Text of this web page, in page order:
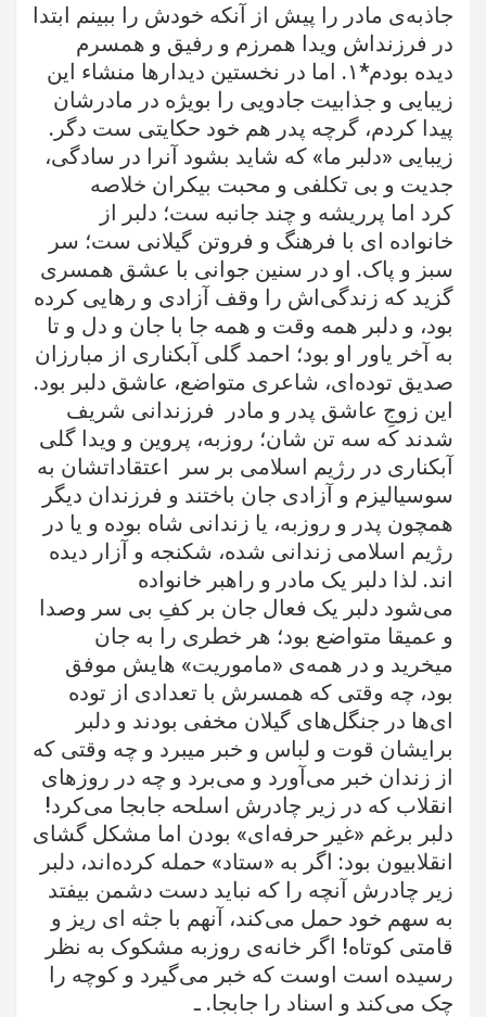
جاذبه‌ی مادر را پیش از آنکه خودش را ببینم ابتدا
در فرزنداش ویدا همرزم و رفیق و همسرم
دیده بودم*۱. اما در نخستین دیدارها منشاء این
زیبایی و جذابیت جادویی را بویژه در مادرشان
پیدا کردم، گرچه پدر هم خود حکایتی ست دگر.
زیبایی «دلبر ما» که شاید بشود آنرا در سادگی،
جدیت و بی تکلفی و محبت بیکران خلاصه
کرد اما پرریشه و چند جانبه ست؛ دلبر از
خانواده ای با فرهنگ و فروتن گیلانی ست؛ سر
سبز و پاک. او در سنین جوانی با عشق همسری
گزید که زندگی‌اش را وقف آزادی و رهایی کرده
بود، و دلبر همه وقت و همه جا با جان و دل و تا
به آخر یاور او بود؛ احمد گلی آبکناری از مبارزان
صدیق توده‌ای، شاعری متواضع، عاشق دلبر بود.
این زوجِ عاشق پدر و مادر فرزندانی شریف
شدند که سه تن شان؛ روزبه، پروین و ویدا گلی
آبکناری در رژیم اسلامی بر سر اعتقاداتشان به
سوسیالیزم و آزادی جان باختند و فرزندان دیگر
همچون پدر و روزبه، یا زندانی شاه بوده و یا در
رژیم اسلامی زندانی شده، شکنجه و آزار دیده
اند. لذا دلبر یک مادر و راهبر خانواده
می‌شود دلبر یک فعال جان بر کفِ بی سر وصدا
و عمیقا متواضع بود؛ هر خطری را به جان
میخرید و در همه‌ی «ماموریت» هایش موفق
بود، چه وقتی که همسرش با تعدادی از توده
ای‌ها در جنگل‌های گیلان مخفی بودند و دلبر
برایشان قوت و لباس و خبر میبرد و چه وقتی که
از زندان خبر می‌آورد و می‌برد و چه در روزهای
انقلاب که در زیر چادرش اسلحه جابجا می‌کرد!
دلبر برغم «غیر حرفه‌ای» بودن اما مشکل گشای
انقلابیون بود: اگر به «ستاد» حمله کرده‌اند، دلبر
زیر چادرش آنچه را که نباید دست دشمن بیفتد
به سهم خود حمل می‌کند، آنهم با جثه ای ریز و
قامتی کوتاه! اگر خانه‌ی روزبه مشکوک به نظر
رسیده است اوست که خبر می‌گیرد و کوچه را
چک می‌کند و اسناد را جابجا. ـ